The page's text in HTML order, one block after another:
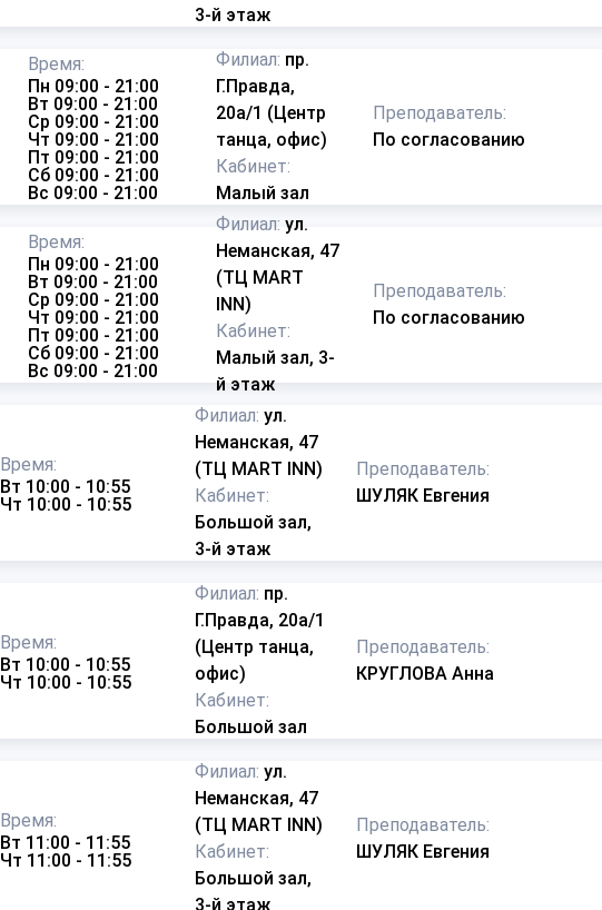
3-й этаж
Время:
Пн 09:00 - 21:00
Вт 09:00 - 21:00
Ср 09:00 - 21:00
Чт 09:00 - 21:00
Пт 09:00 - 21:00
Сб 09:00 - 21:00
Вс 09:00 - 21:00
Филиал: пр.
Г.Правда,
20а/1 (Центр
танца, офис)
Кабинет:
Малый зал
Преподаватель:
По согласованию
Время:
Пн 09:00 - 21:00
Вт 09:00 - 21:00
Ср 09:00 - 21:00
Чт 09:00 - 21:00
Пт 09:00 - 21:00
Сб 09:00 - 21:00
Вс 09:00 - 21:00
Филиал:ул.
Неманская, 47
(ТЦ MART
INN)
Кабинет:
Малый зал, 3-
й этаж
Преподаватель:
По согласованию
Время:
Вт 10:00 - 10:55
Чт 10:00 - 10:55
Филиал:ул.
Неманская, 47
(ТЦ MART INN)
Кабинет:
Большой зал,
3-й этаж
Преподаватель:
ШУЛЯК Евгения
Время:
Вт 10:00 - 10:55
Чт 10:00 - 10:55
Филиал: пр.
Г.Правда, 20а/1
(Центр танца,
офис)
Кабинет:
Большой зал
Преподаватель:
КРУГЛОВА Анна
Время:
Вт 11:00 - 11:55
Чт 11:00 - 11:55
Филиал:ул.
Неманская, 47
(ТЦ MART INN)
Кабинет:
Большой зал,
3-й этаж
Преподаватель:
ШУЛЯК Евгения